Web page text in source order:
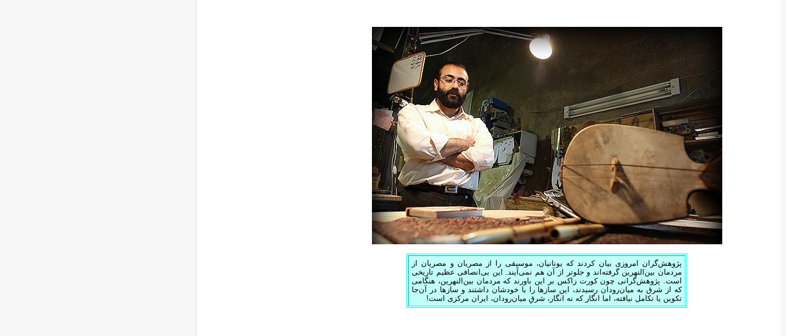
پژوهش‌گران امروزی بیان کردند که یونانیان، موسیقی را از مصریان و مصریان از
مردمان بین‌النهرین گرفته‌اند و جلوتر از آن هم نمی‌آیند. این بی‌انصافی عظیم تاریخی
است. پژوهش‌گرانی چون کورت زاکس بر این باورند که مردمان بین‌النهرین، هنگامی
که از شرق به میان‌رودان رسیدند، این سازها را با خودشان داشتند و سازها در آن‌جا
تکوین یا تکامل نیافته، اما انگار که نه انگار، شرقِ میان‌رودان، ایران مرکزی است!